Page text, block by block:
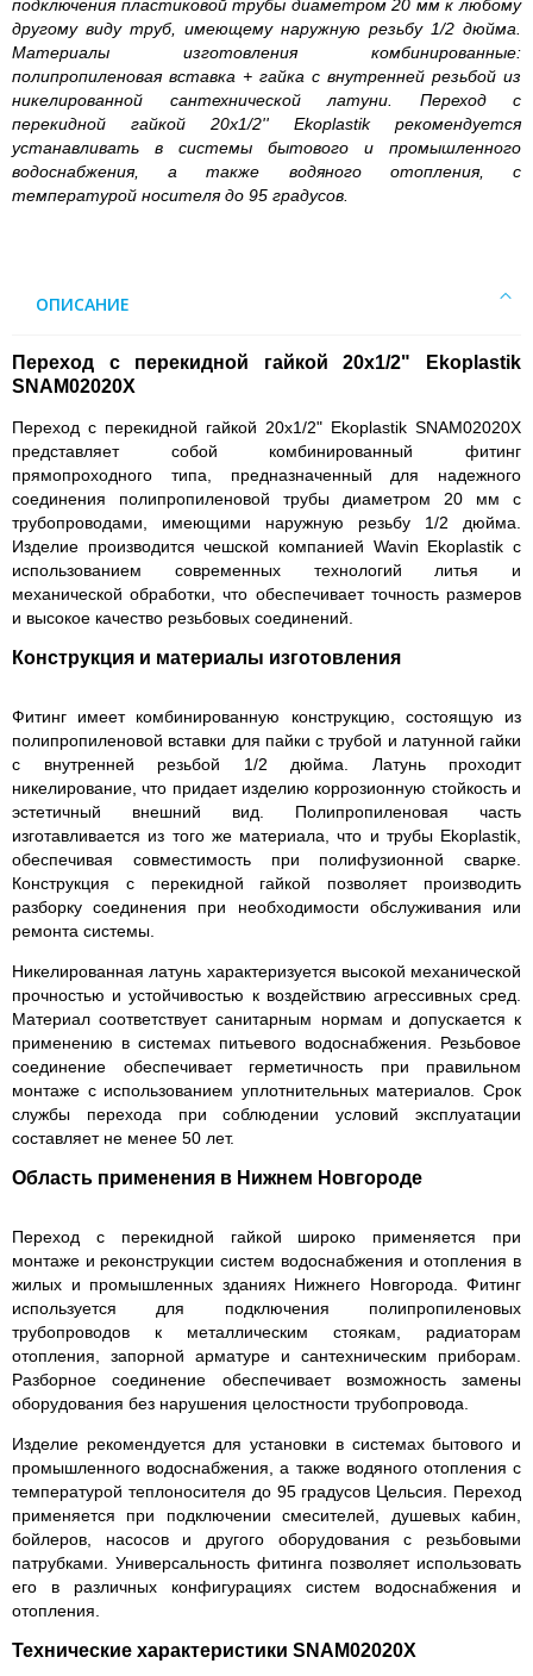
подключения пластиковой трубы диаметром 20 мм к любому
другому виду труб, имеющему наружную резьбу 1/2 дюйма.
Материалы изготовления комбинированные:
полипропиленовая вставка + гайка с внутренней резьбой из
никелированной сантехнической латуни. Переход с
перекидной гайкой 20x1/2'' Ekoplastik рекомендуется
устанавливать в системы бытового и промышленного
водоснабжения, а также водяного отопления, с
температурой носителя до 95 градусов.
ОПИСАНИЕ
Переход с перекидной гайкой 20x1/2" Ekoplastik
SNAM02020X
Переход с перекидной гайкой 20x1/2" Ekoplastik SNAM02020X
представляет собой комбинированный фитинг
прямопроходного типа, предназначенный для надежного
соединения полипропиленовой трубы диаметром 20 мм с
трубопроводами, имеющими наружную резьбу 1/2 дюйма.
Изделие производится чешской компанией Wavin Ekoplastik с
использованием современных технологий литья и
механической обработки, что обеспечивает точность размеров
и высокое качество резьбовых соединений.
Конструкция и материалы изготовления
Фитинг имеет комбинированную конструкцию, состоящую из
полипропиленовой вставки для пайки с трубой и латунной гайки
с внутренней резьбой 1/2 дюйма. Латунь проходит
никелирование, что придает изделию коррозионную стойкость и
эстетичный внешний вид. Полипропиленовая часть
изготавливается из того же материала, что и трубы Ekoplastik,
обеспечивая совместимость при полифузионной сварке.
Конструкция с перекидной гайкой позволяет производить
разборку соединения при необходимости обслуживания или
ремонта системы.
Никелированная латунь характеризуется высокой механической
прочностью и устойчивостью к воздействию агрессивных сред.
Материал соответствует санитарным нормам и допускается к
применению в системах питьевого водоснабжения. Резьбовое
соединение обеспечивает герметичность при правильном
монтаже с использованием уплотнительных материалов. Срок
службы перехода при соблюдении условий эксплуатации
составляет не менее 50 лет.
Область применения в Нижнем Новгороде
Переход с перекидной гайкой широко применяется при
монтаже и реконструкции систем водоснабжения и отопления в
жилых и промышленных зданиях Нижнего Новгорода. Фитинг
используется для подключения полипропиленовых
трубопроводов к металлическим стоякам, радиаторам
отопления, запорной арматуре и сантехническим приборам.
Разборное соединение обеспечивает возможность замены
оборудования без нарушения целостности трубопровода.
Изделие рекомендуется для установки в системах бытового и
промышленного водоснабжения, а также водяного отопления с
температурой теплоносителя до 95 градусов Цельсия. Переход
применяется при подключении смесителей, душевых кабин,
бойлеров, насосов и другого оборудования с резьбовыми
патрубками. Универсальность фитинга позволяет использовать
его в различных конфигурациях систем водоснабжения и
отопления.
Технические характеристики SNAM02020X